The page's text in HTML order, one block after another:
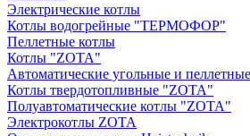
Электрические котлы
Котлы водогрейные "ТЕРМОФОР"
Пеллетные котлы
Котлы "ZOTA"
Автоматические угольные и
Котлы твердотопливные "ZOTA"
Полуавтоматические котлы "ZOTA"
Электрокотлы ZOTA